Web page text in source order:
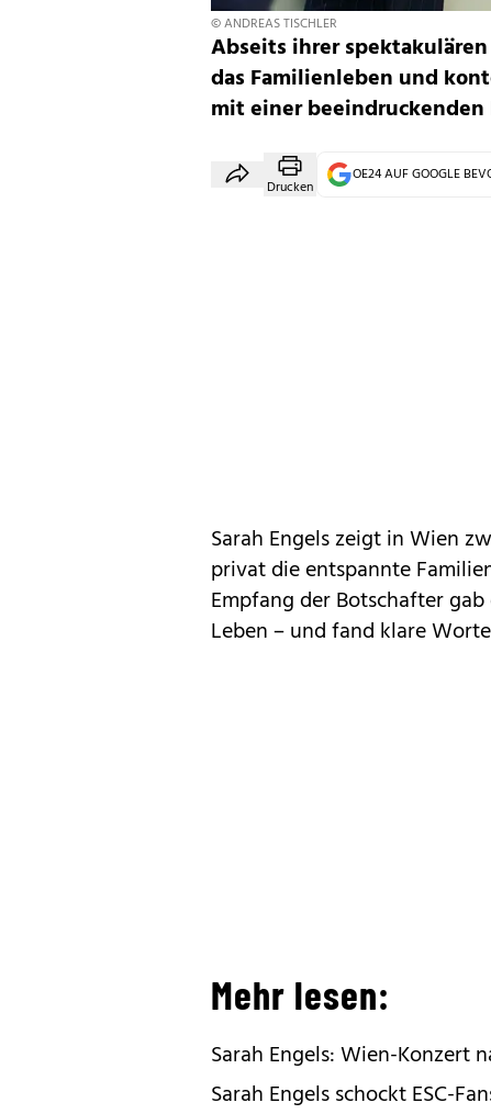
© ANDREAS TISCHLER
Abseits ihrer
das Familienleben und
mit einer beeindruckenden
Drucken
OE24 AUF GOOGLE
Sarah Engels zeigt in Wien
privat die entspannte
Empfang der Botschafter
Leben – und fand klare
Mehr lesen:
Sarah Engels: Wien-Konzert
Sarah Engels schockt ESC-